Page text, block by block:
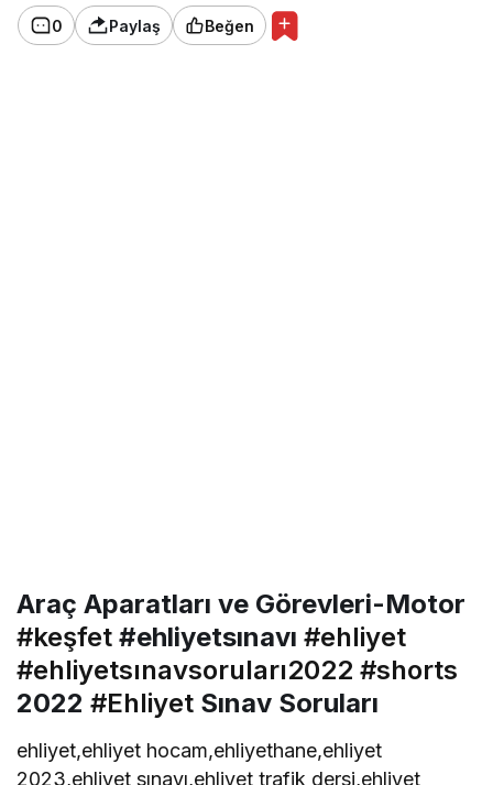
0 Paylaş Beğen
Araç Aparatları ve Görevleri-Motor
#keşfet #ehliyetsınavı #ehliyet
#ehliyetsınavsoruları2022 #shorts
2022 #Ehliyet Sınav Soruları
ehliyet,ehliyet hocam,ehliyethane,ehliyet
2023,ehliyet sınavı,ehliyet trafik dersi,ehliyet